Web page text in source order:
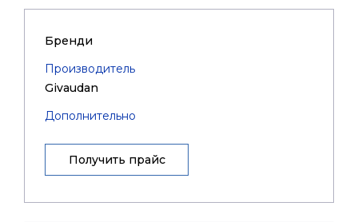
Бренди
Производитель
Givaudan
Дополнительно
Получить прайс